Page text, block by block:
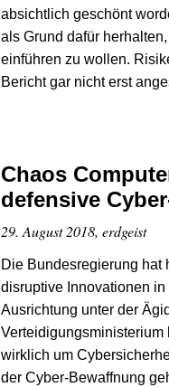
absichtlich geschönt
als Grund dafür
einführen zu wollen.
Bericht gar nicht erst
Chaos
defensive
29. August 2018, erdgeist
Die Bundesregierung hat
disruptive Innovationen
Ausrichtung unter der
wirklich um
der Cyber-Bewaffnung